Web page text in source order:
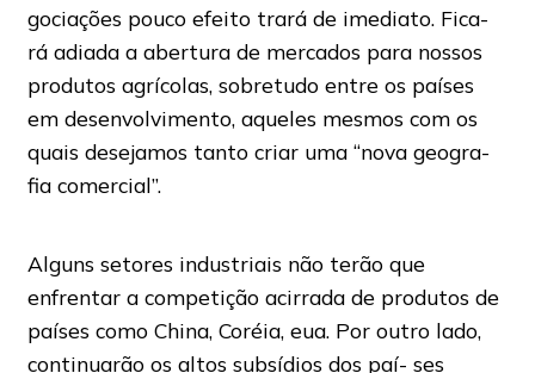
gociações pouco efeito trará de imediato. Fica-
rá adiada a abertura de mercados para nossos
produtos agrícolas, sobretudo entre os países
em desenvolvimento, aqueles mesmos com os
quais desejamos tanto criar uma “nova geogra-
fia comercial”.
Alguns setores industriais não terão que
enfrentar a competição acirrada de produtos de
países como China, Coréia, eua. Por outro lado,
continuarão os altos subsídios dos paí- ses